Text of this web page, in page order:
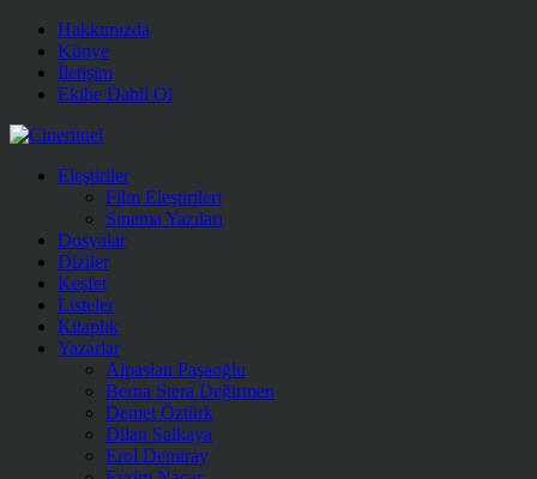
Hakkımızda
Künye
İletişim
Ekibe Dahil Ol
Eleştiriler
Film Eleştirileri
Sinema Yazıları
Dosyalar
Diziler
Keşfet
Listeler
Kitaplık
Yazarlar
Alpaslan Paşaoğlu
Berna Stera Değirmen
Demet Öztürk
Dilan Salkaya
Erol Demiray